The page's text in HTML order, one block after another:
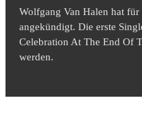
Wolfgang Van Halen hat
angekündigt. Die erste
Celebration At The End Of
werden.